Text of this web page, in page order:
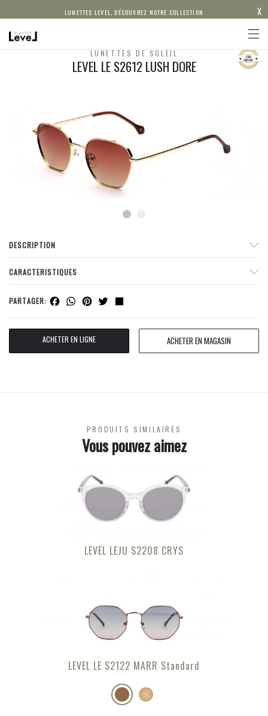
LUNETTES LEVEL, DÉCOUVREZ NOTRE COLLECTION X
LUNETTES DE SOLEIL
LEVEL LE S2612 LUSH DORE
DESCRIPTION
CARACTERISTIQUES
PARTAGER: Facebook
WhatsApp
Pinterest
Twitter
ACHETER EN LIGNE ACHETER EN MAGASIN
PRODUITS SIMILAIRES
Vous pouvez aimez
LEVEL LEJU S2208 CRYS
LEVEL LE S2122 MARR Standard